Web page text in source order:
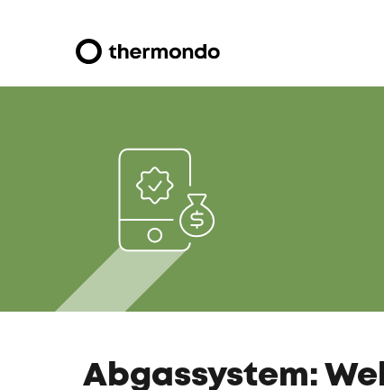
Abgassystem: